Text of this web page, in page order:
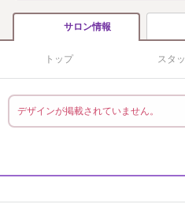
サロン情報
トップ スタ
デザインが掲載されていません。